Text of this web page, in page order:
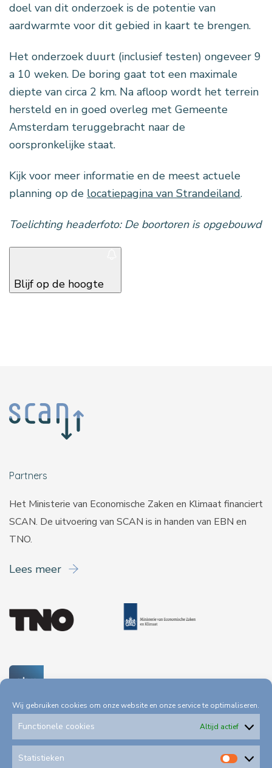
Wij gebruiken cookies om onze website en onze service te optimaliseren.
Functionele cookies Altijd actief
Statistieken
doel van dit onderzoek is de potentie van
aardwarmte voor dit gebied in kaart te brengen.
Het onderzoek duurt (inclusief testen) ongeveer 9
a 10 weken. De boring gaat tot een maximale
diepte van circa 2 km. Na afloop wordt het terrein
hersteld en in goed overleg met Gemeente
Amsterdam teruggebracht naar de
oorspronkelijke staat.
Kijk voor meer informatie en de meest actuele
planning op de locatiepagina van Strandeiland.
Toelichting headerfoto: De boortoren is opgebouwd
Blijf op de hoogte
Partners
Het Ministerie van Economische Zaken en Klimaat financiert
SCAN. De uitvoering van SCAN is in handen van EBN en
TNO.
Lees meer